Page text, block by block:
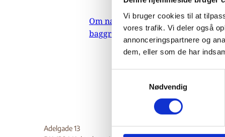
Vi bruger cookies til at
vores trafik. Vi deler også
annonceringspartnere og
dem, eller som de har
Nødvendig
Om nævnets
baggrundsmateriale
Adelgade 13